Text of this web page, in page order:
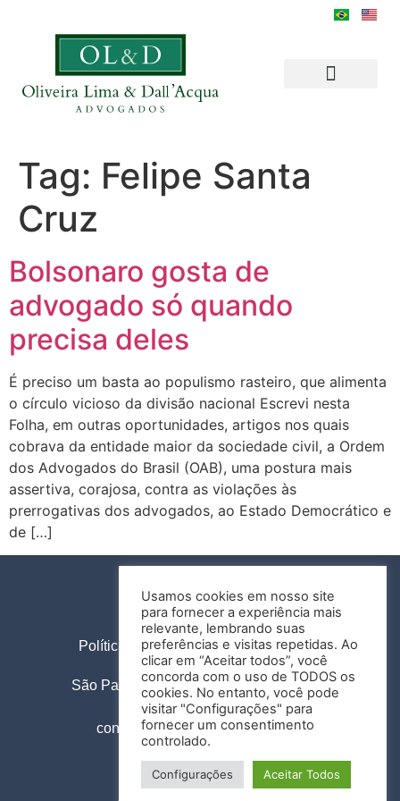
Tag: Felipe Santa
Cruz
Bolsonaro gosta de
advogado só quando
precisa deles
É preciso um basta ao populismo rasteiro, que alimenta
o círculo vicioso da divisão nacional Escrevi nesta
Folha, em outras oportunidades, artigos nos quais
cobrava da entidade maior da sociedade civil, a Ordem
dos Advogados do Brasil (OAB), uma postura mais
assertiva, corajosa, contra as violações às
prerrogativas dos advogados, ao Estado Democrático e
de […]
Política de PrivacidadeTermos de Uso
São Paulo |Al. Santos, 1978, 12º andar
+55 11 3138 6272
contato@olimaadvogados.adv.br
Usamos cookies em nosso site
para fornecer a experiência mais
relevante, lembrando suas
preferências e visitas repetidas. Ao
clicar em “Aceitar todos”, você
concorda com o uso de TODOS os
cookies. No entanto, você pode
visitar "Configurações" para
fornecer um consentimento
controlado.
Configurações Aceitar Todos